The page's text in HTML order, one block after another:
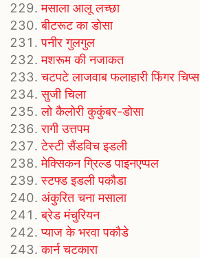
मसाला आलू लच्छा
बीटरूट का डोसा
पनीर गुलगुल
मशरूम की नजाकत
चटपटे लाजवाब फलाहारी फिंगर चिप्स
सुजी चिला
लो कैलोरी कुकुंबर-डोसा
रागी उत्तपम
टेस्टी सैंडविच इडली
मेक्सिकन ग्रिल्ड पाइनएप्पल
स्टफ्ड इडली पकौडा
अंकुरित चना मसाला
ब्रेड मंचुरियन
प्याज के भरवा पकौडे
कार्न चटकारा